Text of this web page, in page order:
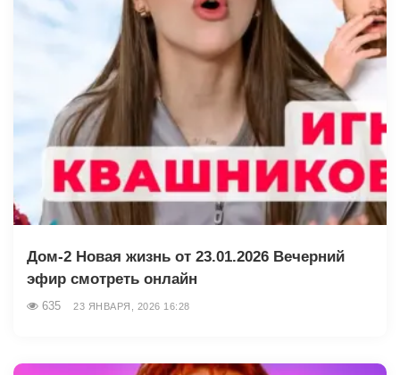
Дом-2 Новая жизнь от 23.01.2026 Вечерний
эфир смотреть онлайн
635 23 ЯНВАРЯ, 2026 16:28